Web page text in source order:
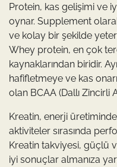
Protein, kas gelişimi ve
oynar. Supplement
ve kolay bir şekilde
Whey protein, en çok
kaynaklarından biridir.
hafifletmeye ve kas
olan BCAA (Dallı Zincirli
Kreatin, enerji
aktiviteler sırasında
Kreatin takviyesi, güçlü
iyi sonuçlar almanıza